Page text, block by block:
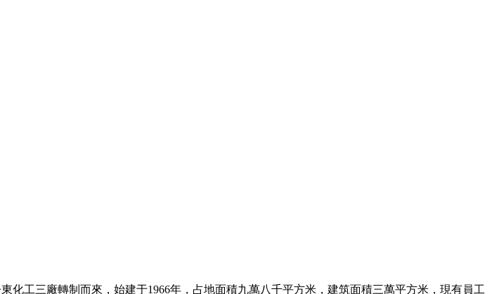
工三廠轉制而來，始建于1966年，占地面積九萬八千平方米，建筑面積三萬平方米，現有員工